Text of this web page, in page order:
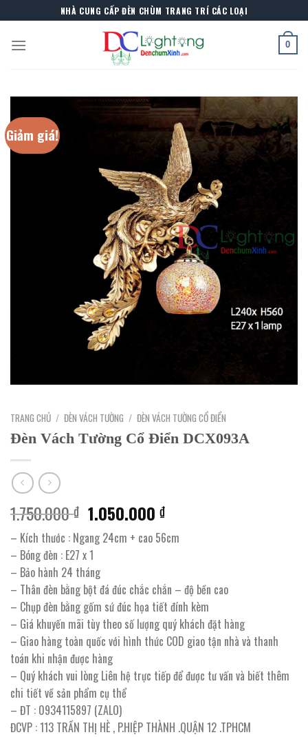
to
content
NHÀ CUNG CẤP ĐÈN CHÙM TRANG TRÍ CÁC LOẠI
0
Giảm giá!
TRANG CHỦ / ĐÈN VÁCH TƯỜNG / ĐÈN VÁCH TƯỜNG CỔ ĐIỂN
Đèn Vách Tường Cổ Điển DCX093A
1.750.000₫ Giá
gốc
là:
1.750.000 ₫.
1.050.000₫Giá
hiện
tại
1.050.000 ₫.
– Kích thước : Ngang 24cm + cao 56cm
– Bóng đèn : E27 x 1
– Bảo hành 24 tháng
– Thân đèn bằng bột đá đúc chắc chắn – độ bền cao
– Chụp đèn bằng gốm sứ đúc họa tiết đính kèm
– Giá khuyến mãi tùy theo số lượng quý khách đặt hàng
– Giao hàng toàn quốc với hình thức COD giao tận nhà và thanh
toán khi nhận được hàng
– Quý khách vui lòng Liên hệ trực tiếp để được tư vấn và biết thêm
chi tiết về sản phẩm cụ thể
– ĐT : 0934115897 (ZALO)
ĐCVP : 113 TRẦN THỊ HÈ , P.HIỆP THÀNH .QUẬN 12 .TPHCM